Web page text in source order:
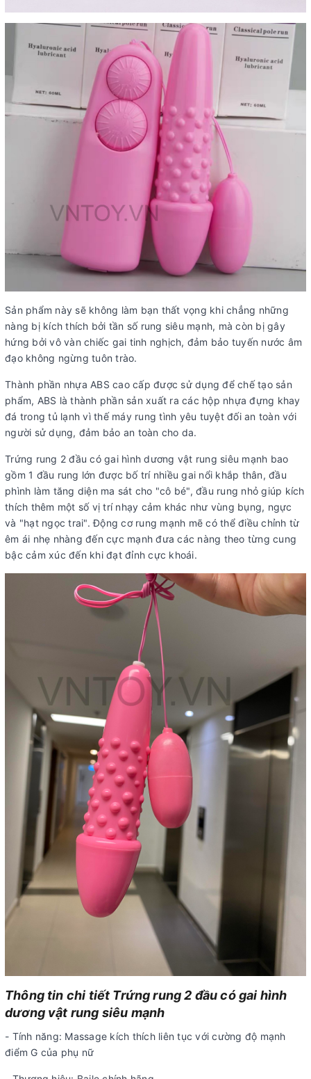
Sản phẩm này sẽ không làm bạn thất vọng khi chẳng những
nàng bị kích thích bởi tần số rung siêu mạnh, mà còn bị gây
hứng bởi vô vàn chiếc gai tinh nghịch, đảm bảo tuyến nước âm
đạo không ngừng tuôn trào.
Thành phần nhựa ABS cao cấp được sử dụng để chế tạo sản
phẩm, ABS là thành phần sản xuất ra các hộp nhựa đựng khay
đá trong tủ lạnh vì thế máy rung tình yêu tuyệt đối an toàn với
người sử dụng, đảm bảo an toàn cho da.
Trứng rung 2 đầu có gai hình dương vật rung siêu mạnh bao
gồm 1 đầu rung lớn được bố trí nhiều gai nổi khắp thân, đầu
phình làm tăng diện ma sát cho "cô bé", đầu rung nhỏ giúp kích
thích thêm một số vị trí nhạy cảm khác như vùng bụng, ngực
và "hạt ngọc trai". Động cơ rung mạnh mẽ có thể điều chỉnh từ
êm ái nhẹ nhàng đến cực mạnh đưa các nàng theo từng cung
bậc cảm xúc đến khi đạt đỉnh cực khoái.
Thông tin chi tiết Trứng rung 2 đầu có gai hình
dương vật rung siêu mạnh
- Tính năng: Massage kích thích liên tục với cường độ mạnh
điểm G của phụ nữ